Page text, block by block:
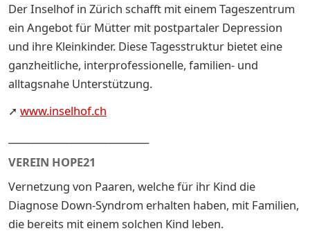
Der Inselhof in Zürich schafft mit einem Tageszentrum
ein Angebot für Mütter mit postpartaler Depression
und ihre Kleinkinder. Diese Tagesstruktur bietet eine
ganzheitliche, interprofessionelle, familien- und
alltagsnahe Unterstützung.
➚ www.inselhof.ch
VEREIN HOPE21
Vernetzung von Paaren, welche für ihr Kind die
Diagnose Down-Syndrom erhalten haben, mit Familien,
die bereits mit einem solchen Kind leben.